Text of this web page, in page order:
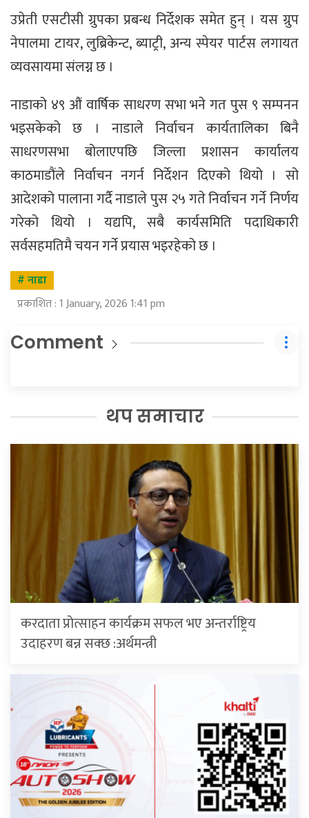
उप्रेती एसटीसी ग्रुपका प्रबन्ध निर्देशक समेत हुन् । यस ग्रुप
नेपालमा टायर, लुब्रिकेन्ट, ब्याट्री, अन्य स्पेयर पार्टस लगायत
व्यवसायमा संलग्न छ ।
नाडाको ४९ औं वार्षिक साधरण सभा भने गत पुस ९ सम्पनन
भइसकेको छ । नाडाले निर्वाचन कार्यतालिका बिनै
साधरणसभा बोलाएपछि जिल्ला प्रशासन कार्यालय
काठमाडौंले निर्वाचन नगर्न निर्देशन दिएको थियो । सो
आदेशको पालाना गर्दै नाडाले पुस २५ गते निर्वाचन गर्ने निर्णय
गरेको थियो । यद्यपि, सबै कार्यसमिति पदाधिकारी
सर्वसहमतिमै चयन गर्ने प्रयास भइरहेको छ ।
# नाडा
प्रकाशित : 1 January, 2026 1:41 pm
Comment
थप समाचार
करदाता प्रोत्साहन कार्यक्रम सफल भए अन्तर्राष्ट्रिय
उदाहरण बन्न सक्छ :अर्थमन्त्री